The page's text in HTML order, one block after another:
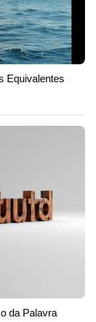
Equivalentes
da Palavra